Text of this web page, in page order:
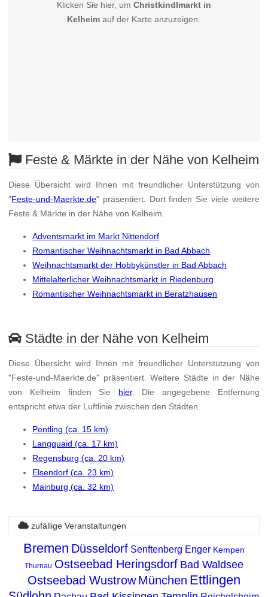
Klicken Sie hier, um Christkindlmarkt in
Kelheim auf der Karte anzuzeigen.
Feste & Märkte in der Nähe von Kelheim
Diese Übersicht wird Ihnen mit freundlicher Unterstützung von
"Feste-und-Maerkte.de" präsentiert. Dort finden Sie viele weitere
Feste & Märkte in der Nähe von Kelheim.
Adventsmarkt im Markt Nittendorf
Romantischer Weihnachtsmarkt in Bad Abbach
Weihnachtsmarkt der Hobbykünstler in Bad Abbach
Mittelalterlicher Weihnachtsmarkt in Riedenburg
Romantischer Weihnachtsmarkt in Beratzhausen
Städte in der Nähe von Kelheim
Diese Übersicht wird Ihnen mit freundlicher Unterstützung von
"Feste-und-Maerkte.de" präsentiert. Weitere Städte in der Nähe
von Kelheim finden Sie hier. Die angegebene Entfernung
entspricht etwa der Luftlinie zwischen den Städten.
Pentling (ca. 15 km)
Langquaid (ca. 17 km)
Regensburg (ca. 20 km)
Elsendorf (ca. 23 km)
Mainburg (ca. 32 km)
zufällige Veranstaltungen
Bremen Düsseldorf Senftenberg Enger Kempen
Thurnau Ostseebad Heringsdorf Bad Waldsee
Ostseebad Wustrow München Ettlingen